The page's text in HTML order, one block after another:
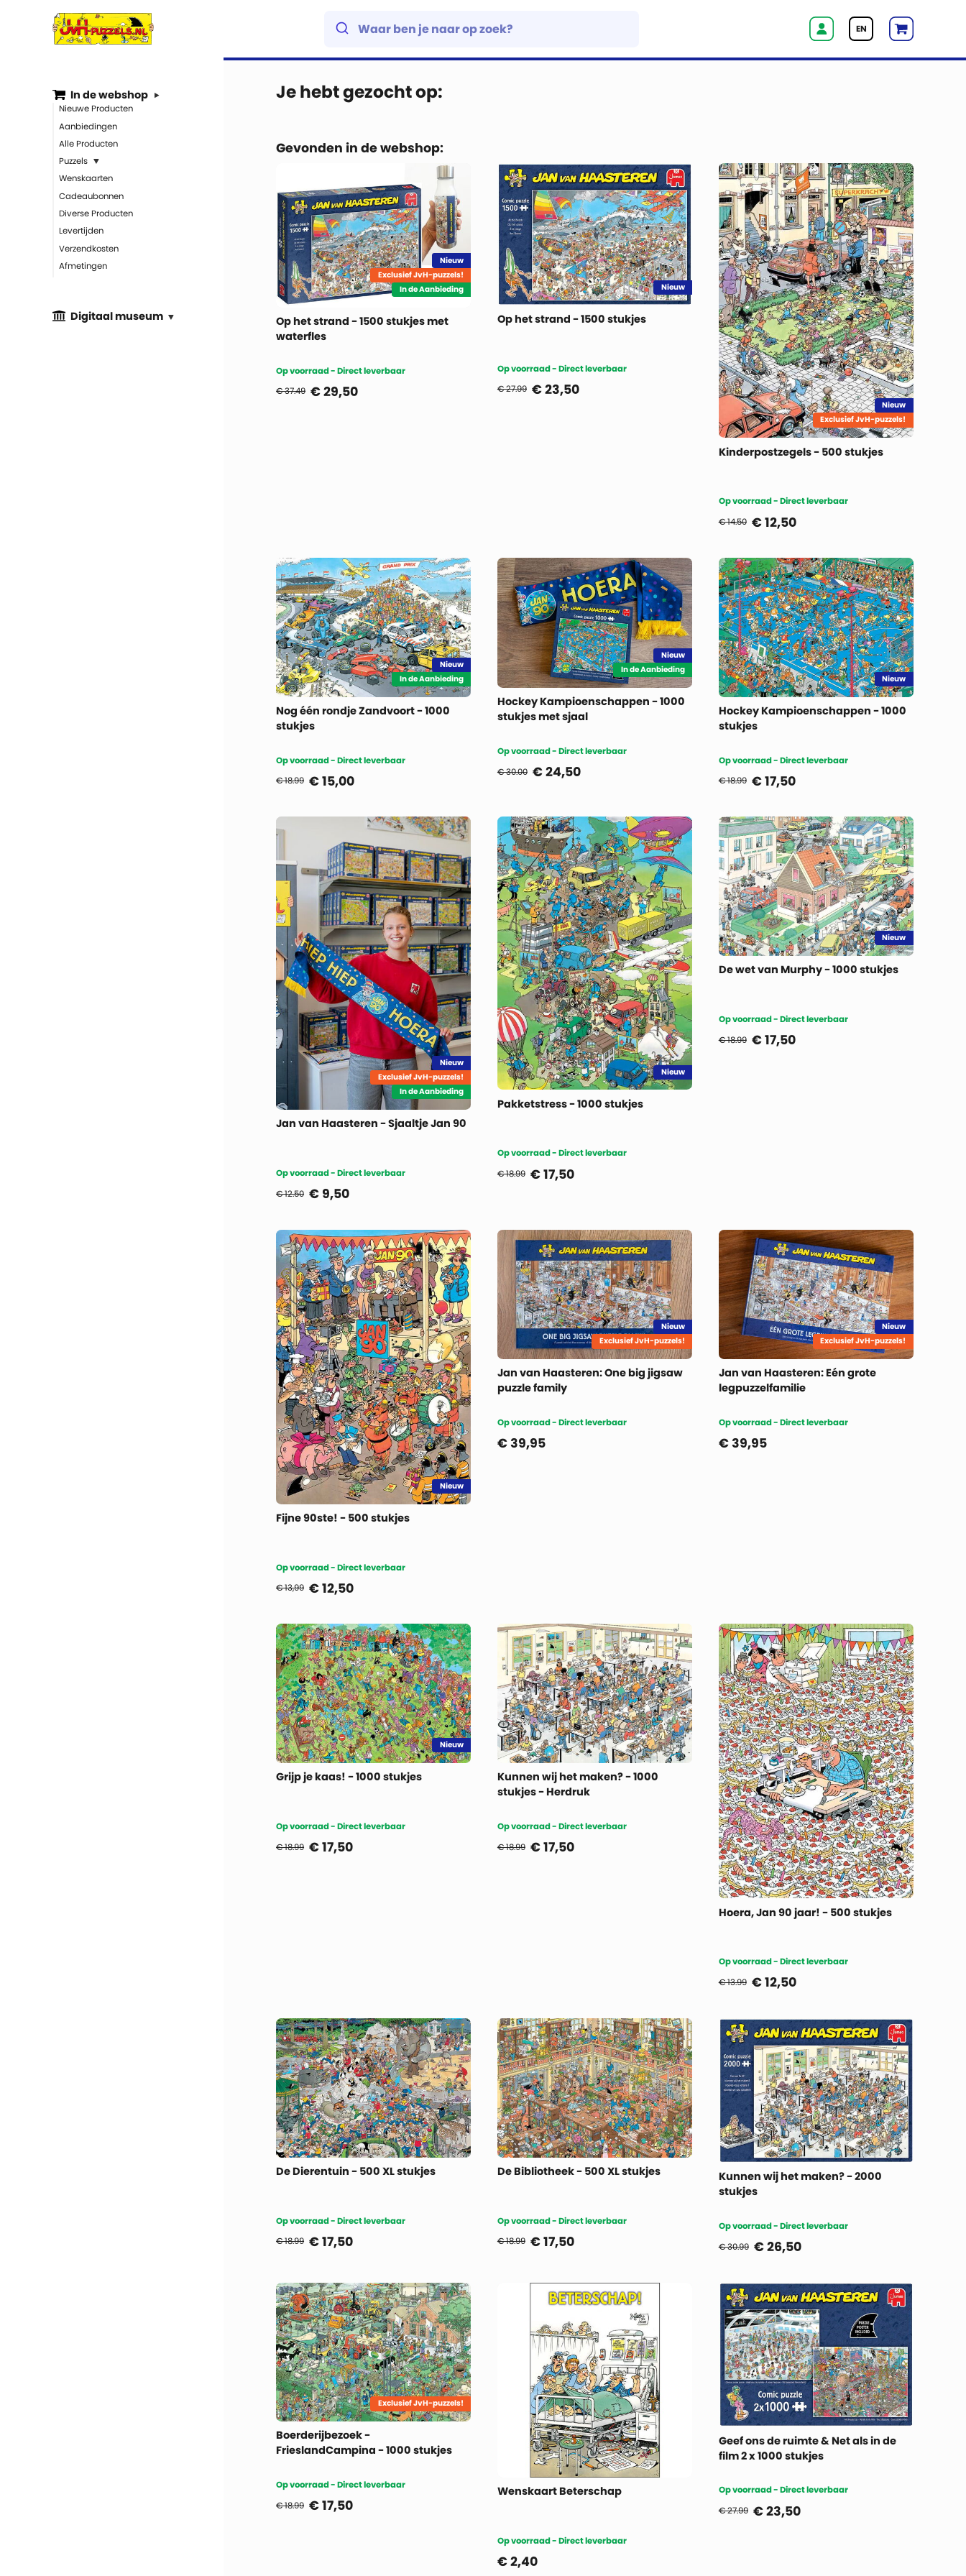
EN
In de webshop
Nieuwe Producten
Aanbiedingen
Alle Producten
Puzzels
Wenskaarten
Cadeaubonnen
Diverse Producten
Levertijden
Verzendkosten
Afmetingen
Digitaal museum
Je hebt gezocht op:
Gevonden in de webshop:
Nieuw
Exclusief JvH-puzzels!
In de Aanbieding
Op het strand - 1500 stukjes met
waterfles
Op voorraad - Direct leverbaar
€ 37.49 €29,50
Nieuw
Op het strand - 1500 stukjes
Op voorraad - Direct leverbaar
€ 27.99 €23,50
Nieuw
Exclusief JvH-puzzels!
Kinderpostzegels - 500 stukjes
Op voorraad - Direct leverbaar
€ 14.50 €12,50
Nieuw
In de Aanbieding
Nog één rondje Zandvoort - 1000
stukjes
Op voorraad - Direct leverbaar
€ 18.99 €15,00
Nieuw
In de Aanbieding
Hockey Kampioenschappen - 1000
stukjes met sjaal
Op voorraad - Direct leverbaar
€ 30.00 €24,50
Nieuw
Hockey Kampioenschappen - 1000
stukjes
Op voorraad - Direct leverbaar
€ 18.99 €17,50
Nieuw
Exclusief JvH-puzzels!
In de Aanbieding
Jan van Haasteren - Sjaaltje Jan 90
Op voorraad - Direct leverbaar
€ 12.50 € 9,50
Nieuw
Pakketstress - 1000 stukjes
Op voorraad - Direct leverbaar
€ 18.99 €17,50
Nieuw
De wet van Murphy - 1000 stukjes
Op voorraad - Direct leverbaar
€ 18.99 €17,50
Nieuw
Fijne 90ste! - 500 stukjes
Op voorraad - Direct leverbaar
€ 13,99 €12,50
Nieuw
Exclusief JvH-puzzels!
Jan van Haasteren: One big jigsaw
puzzle family
Op voorraad - Direct leverbaar
€39,95
Nieuw
Exclusief JvH-puzzels!
Jan van Haasteren: Eén grote
legpuzzelfamilie
Op voorraad - Direct leverbaar
€39,95
Nieuw
Grijp je kaas! - 1000 stukjes
Op voorraad - Direct leverbaar
€ 18.99 €17,50
Kunnen wij het maken? - 1000
stukjes - Herdruk
Op voorraad - Direct leverbaar
€ 18.99 €17,50
Hoera, Jan 90 jaar! - 500 stukjes
Op voorraad - Direct leverbaar
€ 13.99 €12,50
De Dierentuin - 500 XL stukjes
Op voorraad - Direct leverbaar
€ 18.99 €17,50
De Bibliotheek - 500 XL stukjes
Op voorraad - Direct leverbaar
€ 18.99 €17,50
Kunnen wij het maken? - 2000
stukjes
Op voorraad - Direct leverbaar
€ 30.99 €26,50
Exclusief JvH-puzzels!
Boerderijbezoek -
FrieslandCampina - 1000 stukjes
Op voorraad - Direct leverbaar
€ 18.99 €17,50
Wenskaart Beterschap
Op voorraad - Direct leverbaar
€2,40
Geef ons de ruimte & Net als in de
film 2 x 1000 stukjes
Op voorraad - Direct leverbaar
€ 27.99 €23,50